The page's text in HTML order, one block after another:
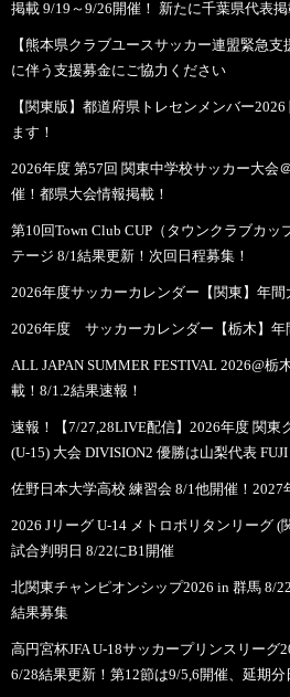
掲載 9/19～9/26開催！ 新たに千葉県代表
【熊本県クラブユースサッカー連盟緊急
に伴う支援募金にご協力ください
【関東版】都道府県トレセンメンバー
ます！
2026年度 第57回 関東中学校サッカー大会
催！都県大会情報掲載！
第10回Town Club CUP（タウンクラブカッ
テージ 8/1結果更新！次回日程募集！
2026年度サッカーカレンダー【関東】年
2026年度 サッカーカレンダー【栃木】年
ALL JAPAN SUMMER FESTIVAL 2026@栃
載！8/1.2結果速報！
速報！【7/27,28LIVE配信】2026年度 関東
(U-15) 大会 DIVISION2 優勝は山梨代表 FUJI
佐野日本大学高校 練習会 8/1他開催！2027
2026 Jリーグ U-14 メトロポリタンリーグ
試合判明日 8/22にB1開催
北関東チャンピオンシップ2026 in 群馬 8/
結果募集
高円宮杯JFA U-18サッカープリンスリーグ
6/28結果更新！第12節は9/5,6開催、延期分